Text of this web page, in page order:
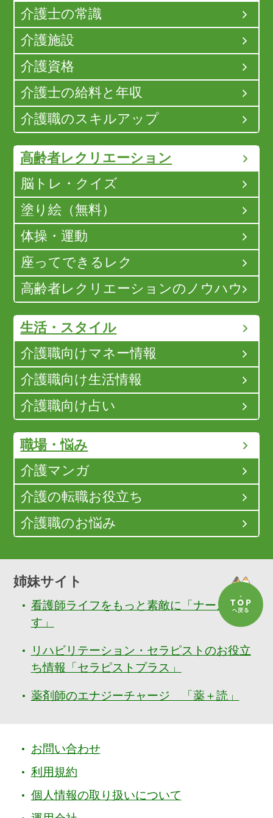
介護士の常識
介護施設
介護資格
介護士の給料と年収
介護職のスキルアップ
高齢者レクリエーション
脳トレ・クイズ
塗り絵（無料）
体操・運動
座ってできるレク
高齢者レクリエーションのノウハウ
生活・スタイル
介護職向けマネー情報
介護職向け生活情報
介護職向け占い
職場・悩み
介護マンガ
介護の転職お役立ち
介護職のお悩み
姉妹サイト
看護師ライフをもっと素敵に「ナースぷら
す」
リハビリテーション・セラピストのお役立
ち情報「セラピストプラス」
薬剤師のエナジーチャージ 「薬＋読」
お問い合わせ
利用規約
個人情報の取り扱いについて